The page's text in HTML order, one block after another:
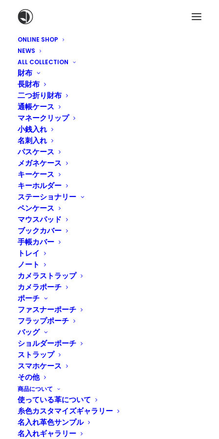
ONLINE SHOP
NEWS
ALL COLLECTION
財布
長財布
二つ折り財布
通帳ケース
マネークリップ
小銭入れ
名刺入れ
パスケース
メガネケース
キーケース
キーホルダー
ステーショナリー
ペンケース
マウスパッド
ブックカバー
手帳カバー
トレイ
ノート
カメラストラップ
カメラポーチ
ポーチ
ファスナーポーチ
フラップポーチ
バッグ
ショルダーポーチ
ストラップ
スマホケース
その他
商品について
使っている革について
糸色カスタマイズギャラリー
名入れ革色サンプル
名入れギャラリー
Home⁄
ポーチmini
小銭入れや印鑑ケースに。小物の整
理に便利なミニサイズのポーチ
小物の整理に便利な小さなポーチ。植物から採れるタン
ニンを使って丁寧に加工された革は、使うほどに味わい
深く経年変化します。ファスナーで開閉するので、クリ
ップなど細かいものの整理にも活用できます。シンプル
なのでプレゼントにもオススメ。きっと何かの用途で便
利に使っていただけると思います。